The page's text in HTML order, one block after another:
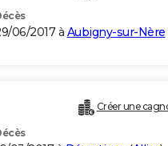
06/2017 à Aubigny-sur-Nère
Créer une